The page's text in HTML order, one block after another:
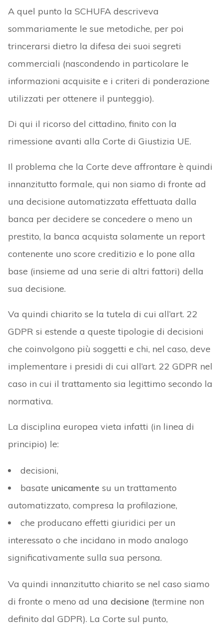
A quel punto la SCHUFA descriveva
sommariamente le sue metodiche, per poi
trincerarsi dietro la difesa dei suoi segreti
commerciali (nascondendo in particolare le
informazioni acquisite e i criteri di ponderazione
utilizzati per ottenere il punteggio).
Di qui il ricorso del cittadino, finito con la
rimessione avanti alla Corte di Giustizia UE.
Il problema che la Corte deve affrontare è quindi
innanzitutto formale, qui non siamo di fronte ad
una decisione automatizzata effettuata dalla
banca per decidere se concedere o meno un
prestito, la banca acquista solamente un report
contenente uno score creditizio e lo pone alla
base (insieme ad una serie di altri fattori) della
sua decisione.
Va quindi chiarito se la tutela di cui all’art. 22
GDPR si estende a queste tipologie di decisioni
che coinvolgono più soggetti e chi, nel caso, deve
implementare i presidi di cui all’art. 22 GDPR nel
caso in cui il trattamento sia legittimo secondo la
normativa.
La disciplina europea vieta infatti (in linea di
principio) le:
decisioni,
basate unicamente su un trattamento
automatizzato, compresa la profilazione,
che producano effetti giuridici per un
interessato o che incidano in modo analogo
significativamente sulla sua persona.
Va quindi innanzitutto chiarito se nel caso siamo
di fronte o meno ad una decisione (termine non
definito dal GDPR). La Corte sul punto,